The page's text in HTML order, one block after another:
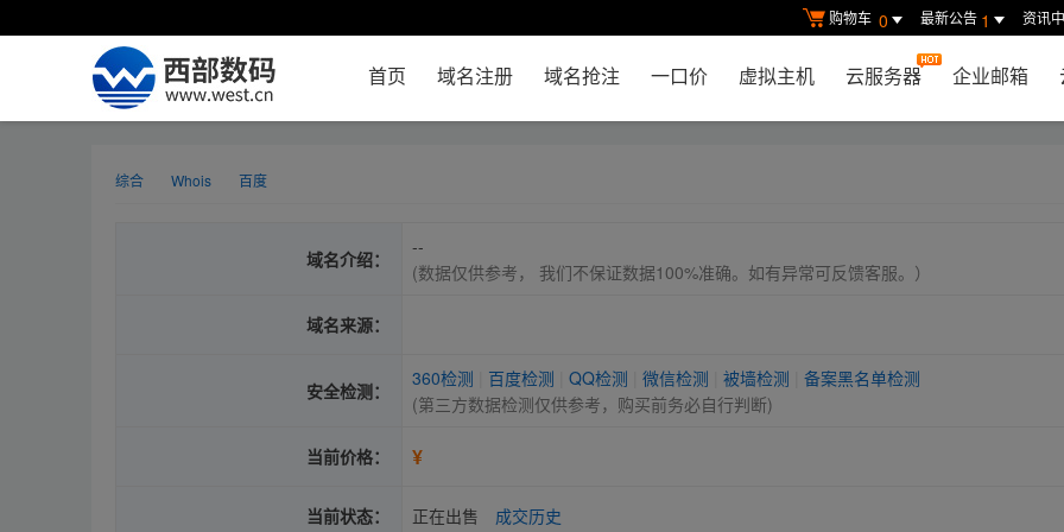
购物车 0 最新公告 1 资讯
首页 域名注册 域名抢注 一口价 虚拟主机 云服务器 企业邮箱
综合 Whois 百度
域名介绍：
--
(数据仅供参考， 我们不保证数据100%准确。如有异常可反馈客服。）
域名来源：
安全检测：
360检测 百度检测 QQ检测 微信检测 被墙检测
备案黑名单检测
(第三方数据检测仅供参考，购买前务必自行判断)
当前价格： ¥
当前状态： 正在出售 成交历史